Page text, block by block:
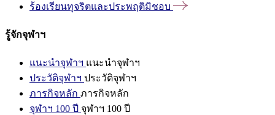
ร้องเรียนทุจริตและประพฤติมิชอบ
รู้จักจุฬาฯ
แนะนำจุฬาฯ แนะนำจุฬาฯ
ประวัติจุฬาฯ ประวัติจุฬาฯ
ภารกิจหลัก ภารกิจหลัก
จุฬาฯ 100 ปี จุฬาฯ 100 ปี